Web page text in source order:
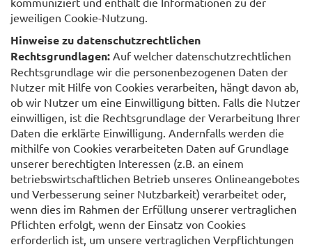
jeweiligen Cookie-Nutzung.
Hinweise zu datenschutzrechtlichen
Rechtsgrundlagen: Auf welcher datenschutzrechtlichen
Rechtsgrundlage wir die personenbezogenen Daten der
Nutzer mit Hilfe von Cookies verarbeiten, hängt davon ab,
ob wir Nutzer um eine Einwilligung bitten. Falls die Nutzer
einwilligen, ist die Rechtsgrundlage der Verarbeitung Ihrer
Daten die erklärte Einwilligung. Andernfalls werden die
mithilfe von Cookies verarbeiteten Daten auf Grundlage
unserer berechtigten Interessen (z.B. an einem
betriebswirtschaftlichen Betrieb unseres Onlineangebotes
und Verbesserung seiner Nutzbarkeit) verarbeitet oder,
wenn dies im Rahmen der Erfüllung unserer vertraglichen
Pflichten erfolgt, wenn der Einsatz von Cookies
erforderlich ist, um unsere vertraglichen Verpflichtungen